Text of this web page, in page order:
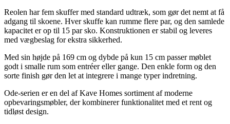
Reolen har fem skuffer med standard udtræk, som gør det nemt at få
adgang til skoene. Hver skuffe kan rumme flere par, og den samlede
kapacitet er op til 15 par sko. Konstruktionen er stabil og leveres
med vægbeslag for ekstra sikkerhed.
Med sin højde på 169 cm og dybde på kun 15 cm passer møblet
godt i smalle rum som entréer eller gange. Den enkle form og den
sorte finish gør den let at integrere i mange typer indretning.
Ode-serien er en del af Kave Homes sortiment af moderne
opbevaringsmøbler, der kombinerer funktionalitet med et rent og
tidløst design.